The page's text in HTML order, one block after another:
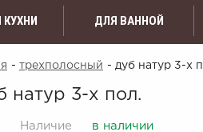
КУХНИ ДЛЯ ВАННОЙ
- трехполосный - дуб натур 3-х
натур 3-х пол.
Наличие в наличии